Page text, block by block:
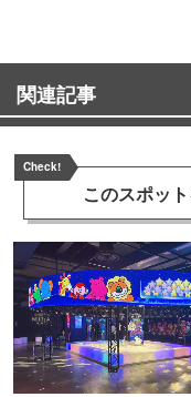
関連記事
Check!
このスポッ